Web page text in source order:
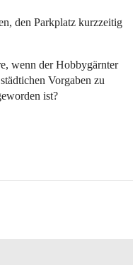
den Parkplatz kurzzeitig
wenn der Hobbygärnter
Vorgaben zu
ist?